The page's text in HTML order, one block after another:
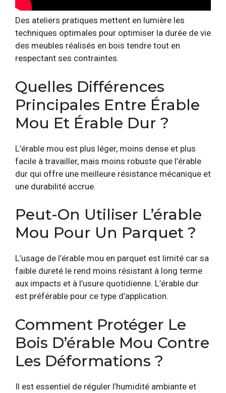
Des ateliers pratiques mettent en lumière les
techniques optimales pour optimiser la durée de vie
des meubles réalisés en bois tendre tout en
respectant ses contraintes.
Quelles Différences
Principales Entre Érable
Mou Et Érable Dur ?
L’érable mou est plus léger, moins dense et plus
facile à travailler, mais moins robuste que l’érable
dur qui offre une meilleure résistance mécanique et
une durabilité accrue.
Peut-On Utiliser L’érable
Mou Pour Un Parquet ?
L’usage de l’érable mou en parquet est limité car sa
faible dureté le rend moins résistant à long terme
aux impacts et à l’usure quotidienne. L’érable dur
est préférable pour ce type d’application.
Comment Protéger Le
Bois D’érable Mou Contre
Les Déformations ?
Il est essentiel de réguler l’humidité ambiante et